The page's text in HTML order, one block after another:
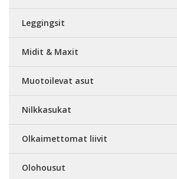
Leggingsit
Midit & Maxit
Muotoilevat asut
Nilkkasukat
Olkaimettomat liivit
Olohousut